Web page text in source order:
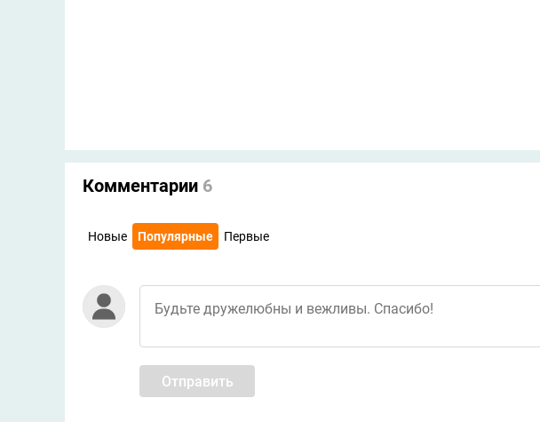
Комментарии 6
Новые Популярные Первые
Отправить